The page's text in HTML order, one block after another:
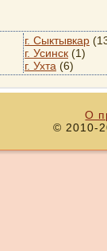
г. Сыктывкар
г. Усинск (1)
г. Ухта (6)
О
© 2010-